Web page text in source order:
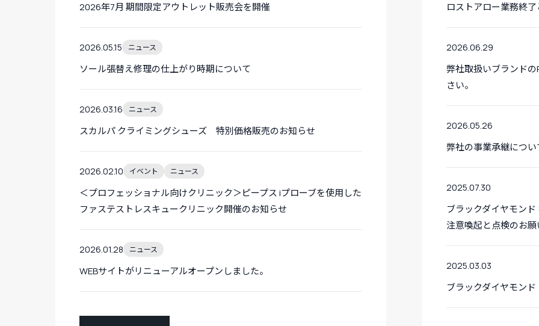
2026年7月 期間限定アウトレット販売会を開催
2026.05.15 ニュース
ソール張替え修理の仕上がり時期について
2026.03.16 ニュース
スカルパ クライミングシューズ 特別価格販売のお知らせ
2026.02.10 イベント ニュース
＜プロフェッショナル向けクリニック＞ピープス iプローブを使用した
ファステストレスキュークリニック開催のお知らせ
2026.01.28 ニュース
WEBサイトがリニューアルオープンしました。
ロストアロー業務終
2026.06.29
弊社取扱いブランド
さい。
2026.05.26
弊社の事業承継につい
2025.07.30
ブラックダイヤモン
注意喚起と点検のお願
2025.03.03
ブラックダイヤモン